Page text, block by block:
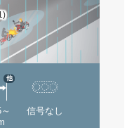
他
信号なし